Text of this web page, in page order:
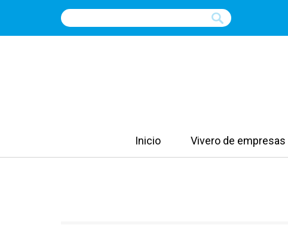
Inicio Vivero de empresas